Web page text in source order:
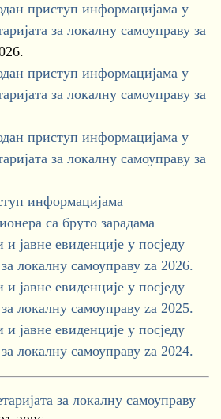
приступ информацијама у
за локалну самоуправу за
приступ информацијама у
за локалну самоуправу за
приступ информацијама у
за локалну самоуправу за
информацијама
са бруто зарадама
и јавне евиденције у посједу
локалну самоуправу za 2026.
и јавне евиденције у посједу
локалну самоуправу za 2025.
и јавне евиденције у посједу
локалну самоуправу za 2024.
за локалну самоуправу